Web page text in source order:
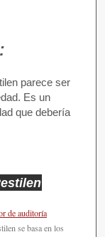
parece ser
Es un
que debería
de auditoría
se basa en los